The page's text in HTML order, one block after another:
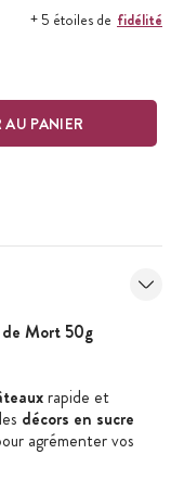
+ 5 étoiles de fidélité
PANIER
de Mort 50g
rapide et
décors en sucre
agrémenter vos